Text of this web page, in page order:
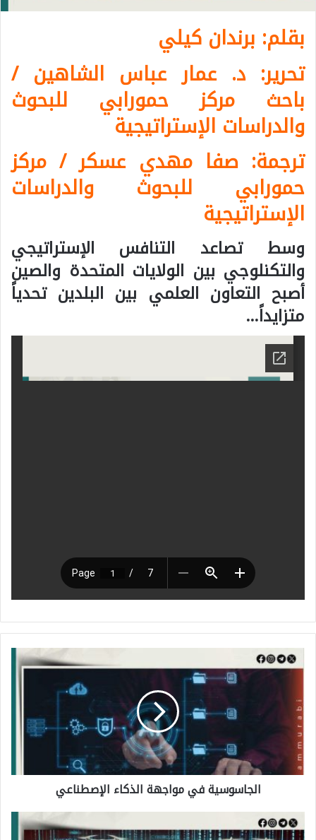
بقلم: برندان كيلي
تحرير: د. عمار عباس الشاهين /
باحث مركز حمورابي للبحوث
والدراسات الإستراتيجية
ترجمة: صفا مهدي عسكر / مركز
حمورابي للبحوث والدراسات
الإستراتيجية
وسط تصاعد التنافس الإستراتيجي
والتكنلوجي بين الولايات المتحدة والصين
أصبح التعاون العلمي بين البلدين تحدياً
متزايداً…
ج
س
و
ة
الجاسوسية في مواجهة الذكاء الإصطناعي